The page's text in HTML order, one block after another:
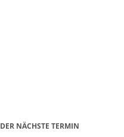
DER NÄCHSTE TERMIN